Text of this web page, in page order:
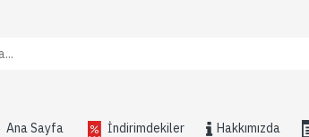
Ana Sayfa İndirimdekiler Hakkımızda